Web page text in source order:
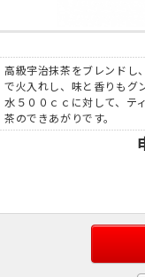
高級宇治抹茶をブレンドし
で火入れし、味と香りもグ
水５００ｃｃに対して、テ
茶のできあがりです。